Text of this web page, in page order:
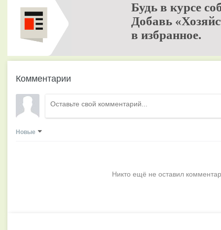
Будь в курсе
Добавь
в избранное.
Комментарии
Новые
Никто ещё не оставил